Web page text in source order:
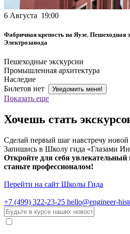
6 Августа 19:00
Фабричная крепость на Яузе. Пешеходная
Электрозавода
Пешеходные экскурсии
Промышленная архитектура
Наследие
Билетов нет
Уведомить меня!
Показать еще
Хочешь стать
Сделай первый шаг навстречу
Запишись в Школу гида «Глазами
Откройте для себя увлекательный
станьте профессионалом!
Перейти на сайт Школы Гида
+7 (499) 322-23-25 hello@engineer-